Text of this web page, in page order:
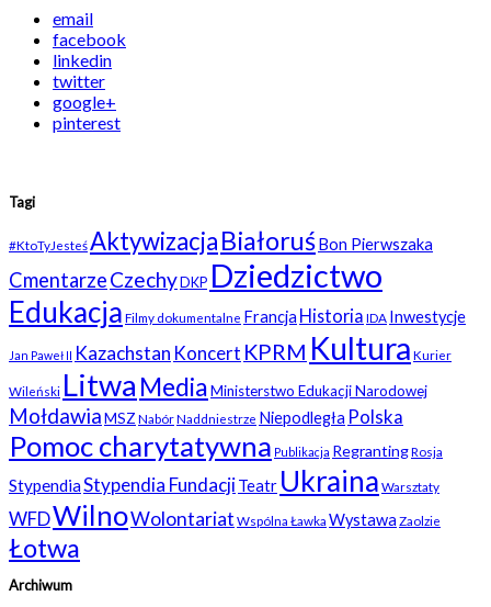
email
facebook
linkedin
twitter
google+
pinterest
Tagi
#KtoTyJesteśAktywizacjaBiałoruśBon Pierwszaka
CmentarzeCzechyDKP Dziedzictwo
Edukacja Filmy dokumentalne Francja Historia IDA Inwestycje
Jan Paweł II Kazachstan Koncert KPRM Kultura Kurier
Wileński Litwa MediaMinisterstwo Edukacji Narodowej
MołdawiaMSZ NabórNaddniestrze Niepodległa Polska
Pomoc charytatywna Publikacja RegrantingRosja
StypendiaStypendia FundacjiTeatr Ukraina Warsztaty
WFDWilnoWolontariat Wspólna Ławka Wystawa Zaolzie
Łotwa
Archiwum